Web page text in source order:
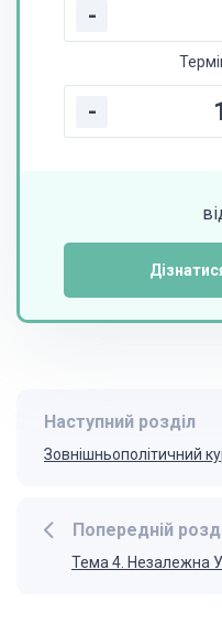
-
-
Попередній
Тема 4. Незалежна
Наступний розділ
Зовнішньополітичний